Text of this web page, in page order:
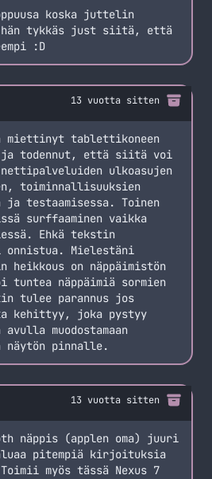
koska juttelin
hän tykkäs just siitä, että
:D
13 vuotta sitten
miettinyt tablettikoneen
todennut, että siitä voi
ulkoasujen
toiminnallisuuksien
ja testaamisessa. Toinen
surffaaminen vaikka
Ehkä tekstin
onnistua. Mielestäni
on näppäimistön
tuntea näppäimiä sormien
tulee parannus jos
kehittyy, joka pystyy
muodostamaan
näytön pinnalle.
13 vuotta sitten
näppis (applen oma) juuri
pitempiä kirjoituksia
myös tässä Nexus 7